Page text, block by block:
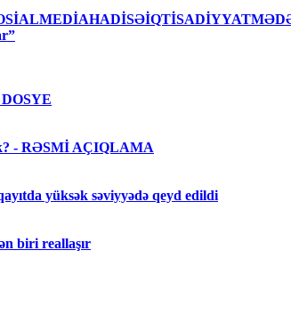
- RƏSMİ AÇIQLAMA
yüksək səviyyədə qeyd edildi
biri reallaşır